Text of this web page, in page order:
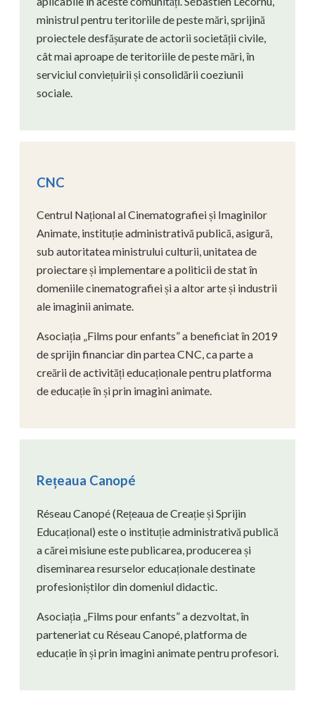
ministrul pentru teritoriile de peste mări, sprijină
proiectele desfășurate de actorii societății civile,
cât mai aproape de teritoriile de peste mări, în
serviciul conviețuirii și consolidării coeziunii
sociale.
CNC
Centrul Național al Cinematografiei și Imaginilor
Animate, instituție administrativă publică, asigură,
sub autoritatea ministrului culturii, unitatea de
proiectare și implementare a politicii de stat în
domeniile cinematografiei și a altor arte și industrii
ale imaginii animate.
Asociația „Films pour enfants” a beneficiat în 2019
de sprijin financiar din partea CNC, ca parte a
creării de activități educaționale pentru platforma
de educație în și prin imagini animate.
Rețeaua Canopé
Réseau Canopé (Rețeaua de Creație și Sprijin
Educațional) este o instituție administrativă publică
a cărei misiune este publicarea, producerea și
diseminarea resurselor educaționale destinate
profesioniștilor din domeniul didactic.
Asociația „Films pour enfants” a dezvoltat, în
parteneriat cu Réseau Canopé, platforma de
educație în și prin imagini animate pentru profesori.